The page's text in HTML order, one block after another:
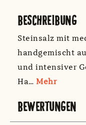
BESCHREIBUNG
Steinsalz mit
handgemischt
und intensiver
Ha… Mehr
BEWERTUNGEN